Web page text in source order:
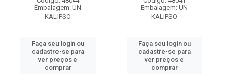
Embalagem: UN
KALIPSO
Faça seu login ou
cadastre-se para
ver preços e
comprar
Embalagem: UN
KALIPSO
Faça seu login ou
cadastre-se para
ver preços e
comprar